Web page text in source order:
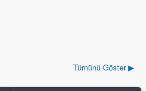
Tümünü Göster ▶